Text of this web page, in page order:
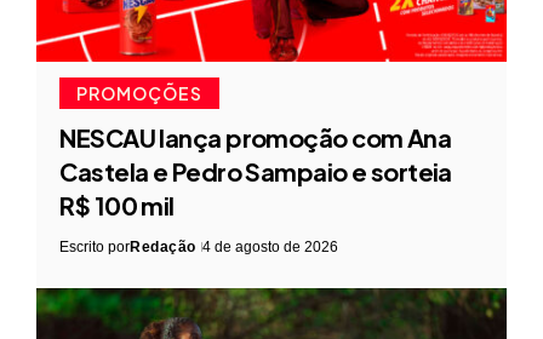
PROMOÇÕES
NESCAU lança promoção com Ana
Castela e Pedro Sampaio e sorteia
R$ 100 mil
Escrito porRedação 4 de agosto de 2026